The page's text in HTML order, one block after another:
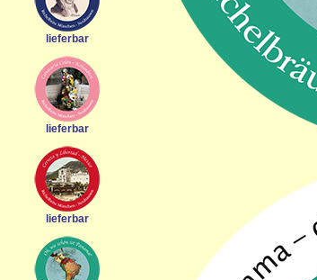
lieferbar
lieferbar
lieferbar